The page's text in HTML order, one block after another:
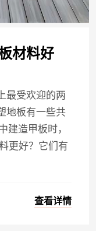
材料好
最受欢迎的两
地板有一些共
建造甲板时，
更好？它们有
查看详情